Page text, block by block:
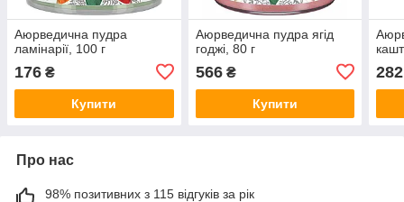
Аюрведична пудра
ламінарії, 100 г
176 ₴
Купити
Аюрведична пудра ягід
годжі, 80 г
566₴
Купити
282
Про нас
98% позитивних з 115 відгуків за рік